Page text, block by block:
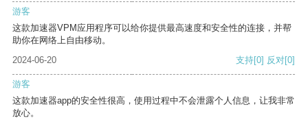
游客
这款加速器VPM应用程序可以给你提供最高速度和安全性的连接，并帮
助你在网络上自由移动。
2024-06-20
支持[0] 反对[0]
游客
这款加速器app的安全性很高，使用过程中不会泄露个人信息，让我非常
放心。